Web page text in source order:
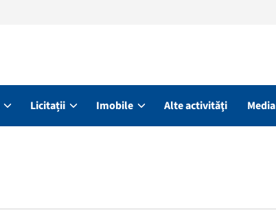
Licitații Imobile Alte activităţi Media